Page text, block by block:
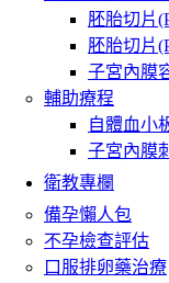
胚胎切片
胚胎切片
子宮內膜
輔助療程
自體血小
子宮內膜
衛教專欄
備孕懶人包
不孕檢查評估
口服排卵藥治療